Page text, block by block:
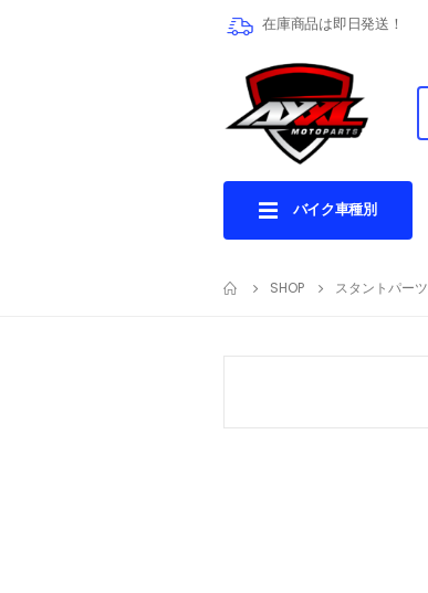
在庫商品は即日発送！
バイク車種別
SHOP スタントパーツ